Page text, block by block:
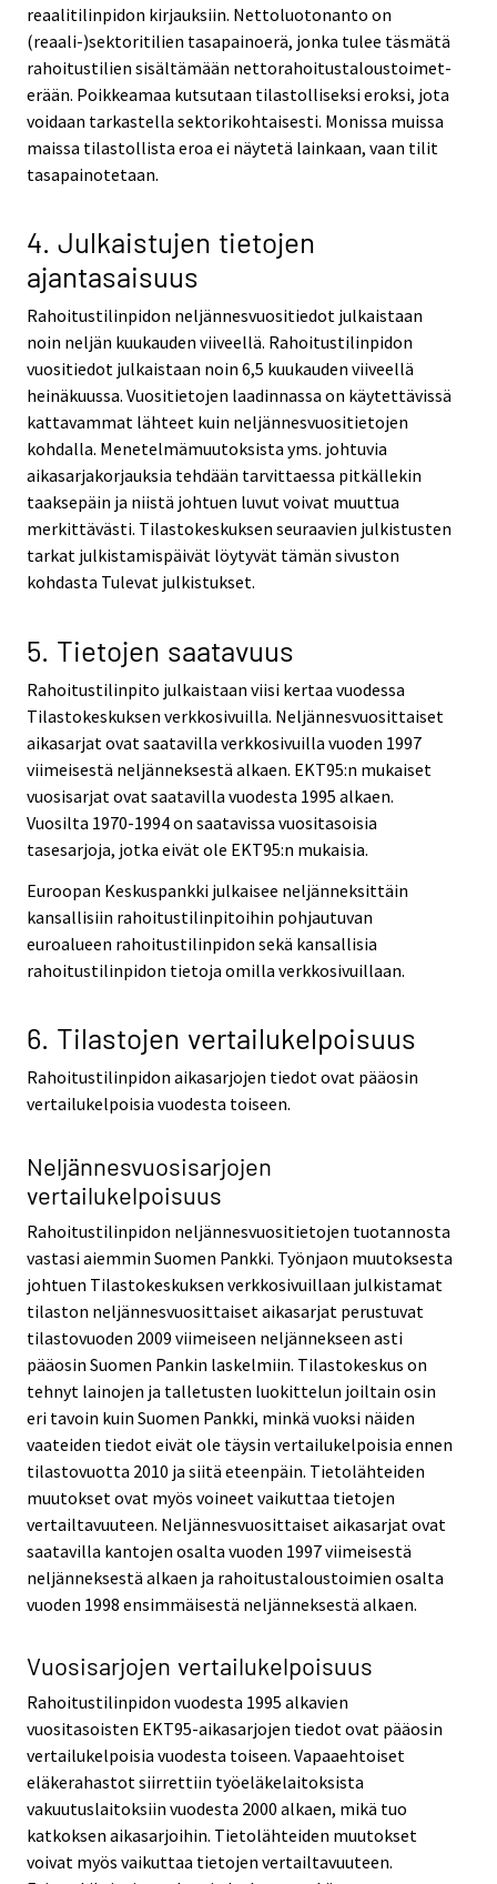
reaalitilinpidon kirjauksiin. Nettoluotonanto on
(reaali-)sektoritilien tasapainoerä, jonka tulee täsmätä
rahoitustilien sisältämään nettorahoitustaloustoimet-
erään. Poikkeamaa kutsutaan tilastolliseksi eroksi, jota
voidaan tarkastella sektorikohtaisesti. Monissa muissa
maissa tilastollista eroa ei näytetä lainkaan, vaan tilit
tasapainotetaan.
4. Julkaistujen tietojen
ajantasaisuus
Rahoitustilinpidon neljännesvuositiedot julkaistaan
noin neljän kuukauden viiveellä. Rahoitustilinpidon
vuositiedot julkaistaan noin 6,5 kuukauden viiveellä
heinäkuussa. Vuositietojen laadinnassa on käytettävissä
kattavammat lähteet kuin neljännesvuositietojen
kohdalla. Menetelmämuutoksista yms. johtuvia
aikasarjakorjauksia tehdään tarvittaessa pitkällekin
taaksepäin ja niistä johtuen luvut voivat muuttua
merkittävästi. Tilastokeskuksen seuraavien julkistusten
tarkat julkistamispäivät löytyvät tämän sivuston
kohdasta Tulevat julkistukset.
5. Tietojen saatavuus
Rahoitustilinpito julkaistaan viisi kertaa vuodessa
Tilastokeskuksen verkkosivuilla. Neljännesvuosittaiset
aikasarjat ovat saatavilla verkkosivuilla vuoden 1997
viimeisestä neljänneksestä alkaen. EKT95:n mukaiset
vuosisarjat ovat saatavilla vuodesta 1995 alkaen.
Vuosilta 1970-1994 on saatavissa vuositasoisia
tasesarjoja, jotka eivät ole EKT95:n mukaisia.
Euroopan Keskuspankki julkaisee neljänneksittäin
kansallisiin rahoitustilinpitoihin pohjautuvan
euroalueen rahoitustilinpidon sekä kansallisia
rahoitustilinpidon tietoja omilla verkkosivuillaan.
6. Tilastojen vertailukelpoisuus
Rahoitustilinpidon aikasarjojen tiedot ovat pääosin
vertailukelpoisia vuodesta toiseen.
Neljännesvuosisarjojen
vertailukelpoisuus
Rahoitustilinpidon neljännesvuositietojen tuotannosta
vastasi aiemmin Suomen Pankki. Työnjaon muutoksesta
johtuen Tilastokeskuksen verkkosivuillaan julkistamat
tilaston neljännesvuosittaiset aikasarjat perustuvat
tilastovuoden 2009 viimeiseen neljännekseen asti
pääosin Suomen Pankin laskelmiin. Tilastokeskus on
tehnyt lainojen ja talletusten luokittelun joiltain osin
eri tavoin kuin Suomen Pankki, minkä vuoksi näiden
vaateiden tiedot eivät ole täysin vertailukelpoisia ennen
tilastovuotta 2010 ja siitä eteenpäin. Tietolähteiden
muutokset ovat myös voineet vaikuttaa tietojen
vertailtavuuteen. Neljännesvuosittaiset aikasarjat ovat
saatavilla kantojen osalta vuoden 1997 viimeisestä
neljänneksestä alkaen ja rahoitustaloustoimien osalta
vuoden 1998 ensimmäisestä neljänneksestä alkaen.
Vuosisarjojen vertailukelpoisuus
Rahoitustilinpidon vuodesta 1995 alkavien
vuositasoisten EKT95-aikasarjojen tiedot ovat pääosin
vertailukelpoisia vuodesta toiseen. Vapaaehtoiset
eläkerahastot siirrettiin työeläkelaitoksista
vakuutuslaitoksiin vuodesta 2000 alkaen, mikä tuo
katkoksen aikasarjoihin. Tietolähteiden muutokset
voivat myös vaikuttaa tietojen vertailtavuuteen.